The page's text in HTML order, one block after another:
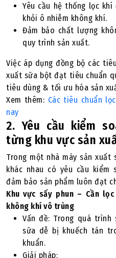
Yêu cầu hệ thống lọc
khỏi ô nhiễm không khí.
Đảm bảo chất lượng
quy trình sản xuất.
Việc áp dụng đồng bộ các
xuất sữa bột đạt tiêu chuẩn
tiêu dùng & tối ưu hóa sản
Xem thêm: Các tiêu chuẩn
nay
2. Yêu cầu kiểm
từng khu vực sản
Trong một nhà máy sản xuất
khác nhau có yêu cầu
đảm bảo sản phẩm luôn đạt
Khu vực sấy phun – Cần
không khí vô trùng
Vấn đề: Trong quá
sữa dễ bị khuếch tán
khuẩn.
Giải pháp: